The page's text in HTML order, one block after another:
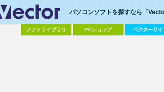
パソコンソフトを探すなら「
ソフトライブラリ PCショップ ベクターサイ